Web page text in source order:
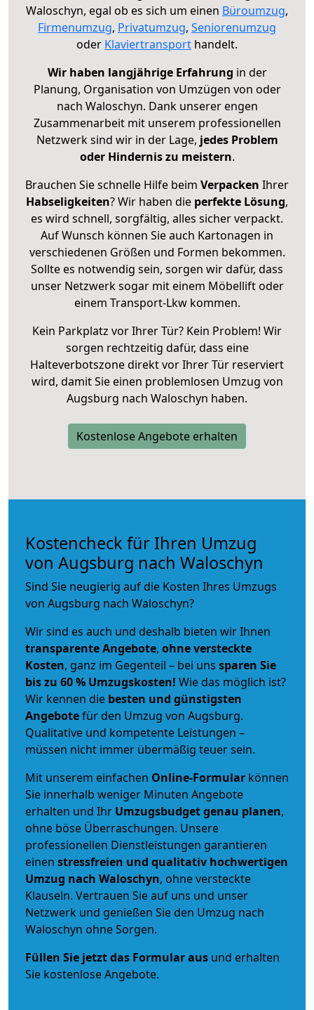
Waloschyn, egal ob es sich um einen Büroumzug,
Firmenumzug, Privatumzug, Seniorenumzug
oder Klaviertransport handelt.
Wir haben langjährige Erfahrung in der
Planung, Organisation von Umzügen von oder
nach Waloschyn. Dank unserer engen
Zusammenarbeit mit unserem professionellen
Netzwerk sind wir in der Lage, jedes Problem
oder Hindernis zu meistern.
Brauchen Sie schnelle Hilfe beim Verpacken Ihrer
Habseligkeiten? Wir haben die perfekte Lösung,
es wird schnell, sorgfältig, alles sicher verpackt.
Auf Wunsch können Sie auch Kartonagen in
verschiedenen Größen und Formen bekommen.
Sollte es notwendig sein, sorgen wir dafür, dass
unser Netzwerk sogar mit einem Möbellift oder
einem Transport-Lkw kommen.
Kein Parkplatz vor Ihrer Tür? Kein Problem! Wir
sorgen rechtzeitig dafür, dass eine
Halteverbotszone direkt vor Ihrer Tür reserviert
wird, damit Sie einen problemlosen Umzug von
Augsburg nach Waloschyn haben.
Kostenlose Angebote erhalten
Kostencheck für Ihren Umzug
von Augsburg nach Waloschyn
Sind Sie neugierig auf die Kosten Ihres Umzugs
von Augsburg nach Waloschyn?
Wir sind es auch und deshalb bieten wir Ihnen
transparente Angebote, ohne versteckte
Kosten, ganz im Gegenteil – bei uns sparen Sie
bis zu 60 % Umzugskosten! Wie das möglich ist?
Wir kennen die besten und günstigsten
Angebotefür den Umzug von Augsburg.
Qualitative und kompetente Leistungen –
müssen nicht immer übermäßig teuer sein.
Mit unserem einfachen Online-Formular können
Sie innerhalb weniger Minuten Angebote
erhalten und Ihr Umzugsbudgetgenau planen,
ohne böse Überraschungen. Unsere
professionellen Dienstleistungen garantieren
einen stressfreien und qualitativ hochwertigen
Umzug nach Waloschyn, ohne versteckte
Klauseln. Vertrauen Sie auf uns und unser
Netzwerk und genießen Sie den Umzug nach
Waloschyn ohne Sorgen.
Füllen Sie jetzt das Formular aus und erhalten
Sie kostenlose Angebote.